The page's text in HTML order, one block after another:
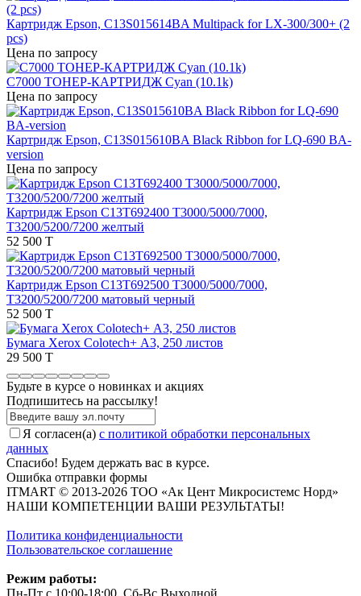
Картридж Epson, C13S015614BA Multipack for LX-300/300+ (2
pcs)
Цена по запросу
C7000 ТОНЕР-КАРТРИДЖ Cyan (10.1k)
Цена по запросу
Картридж Epson, C13S015610BA Black Ribbon for LQ-690 BA-
version
Цена по запросу
Картридж Epson C13T692400 T3000/5000/7000,
Т3200/5200/7200 желтый
52 500 T
Картридж Epson C13T692500 T3000/5000/7000,
Т3200/5200/7200 матовый черный
52 500 T
Бумага Xerox Colotech+ А3, 250 листов
29 500 T
Будьте в курсе о новинках и акциях
Подпишитесь на рассылкy!
Я согласен(a) с политикой обработки персональных
данных
Спасибо! Будем держать вас в курсе.
Ошибка отправки формы
ITMART © 2013-2026 ТОО «Ак Цент Микросистемс Норд»
НАШИ КОМПЕТЕНЦИИ ВАШИ РЕЗУЛЬТАТЫ!
Политика конфиденциальности
Пользовательское соглашение
Режим работы: